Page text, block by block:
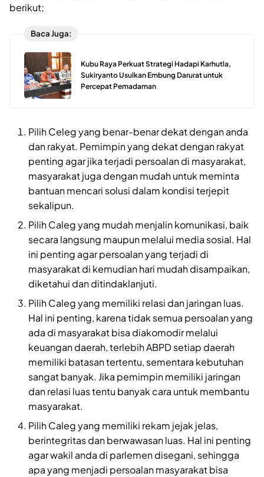
berikut;
Baca Juga:
Kubu Raya Perkuat Strategi Hadapi Karhutla,
Sukiryanto Usulkan Embung Darurat untuk
Percepat Pemadaman
Pilih Celeg yang benar-benar dekat dengan anda
dan rakyat. Pemimpin yang dekat dengan rakyat
penting agar jika terjadi persoalan di masyarakat,
masyarakat juga dengan mudah untuk meminta
bantuan mencari solusi dalam kondisi terjepit
sekalipun.
Pilih Caleg yang mudah menjalin komunikasi, baik
secara langsung maupun melalui media sosial. Hal
ini penting agar persoalan yang terjadi di
masyarakat di kemudian hari mudah disampaikan,
diketahui dan ditindaklanjuti.
Pilih Caleg yang memiliki relasi dan jaringan luas.
Hal ini penting, karena tidak semua persoalan yang
ada di masyarakat bisa diakomodir melalui
keuangan daerah, terlebih ABPD setiap daerah
memiliki batasan tertentu, sementara kebutuhan
sangat banyak. Jika pemimpin memiliki jaringan
dan relasi luas tentu banyak cara untuk membantu
masyarakat.
Pilih Caleg yang memiliki rekam jejak jelas,
berintegritas dan berwawasan luas. Hal ini penting
agar wakil anda di parlemen disegani, sehingga
apa yang menjadi persoalan masyarakat bisa